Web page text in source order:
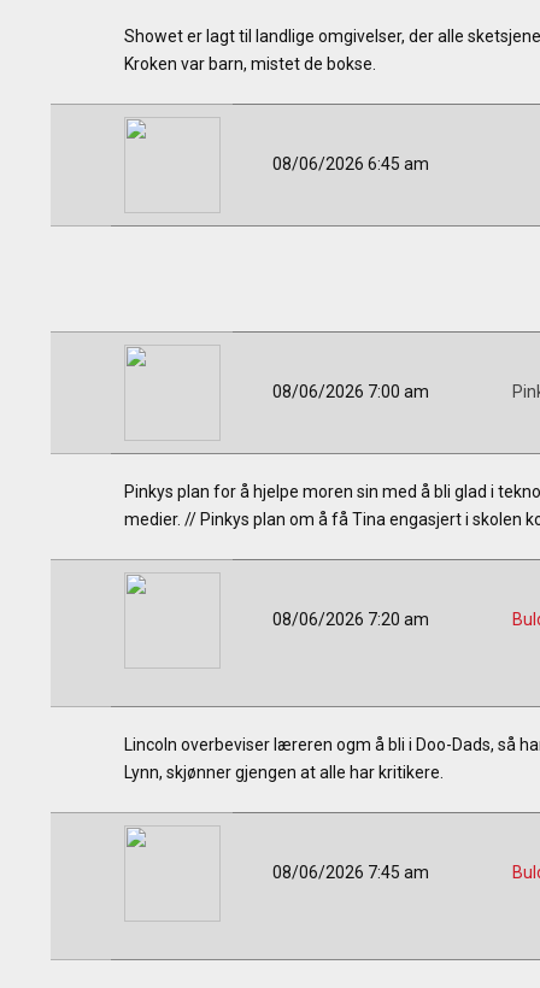
Showet er lagt til landlige omgivelser, der alle
Kroken var barn, mistet de bokse.
08/06/2026 6:45 am
08/06/2026 7:00 am
Pinkys plan for å hjelpe moren sin med å bli glad i
medier. // Pinkys plan om å få Tina engasjert i skolen
08/06/2026 7:20 am
Lincoln overbeviser læreren ogm å bli i Doo-Dads, så
Lynn, skjønner gjengen at alle har kritikere.
08/06/2026 7:45 am